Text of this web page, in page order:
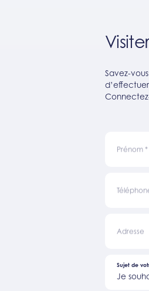
Savez-
Prénom *
Adresse
Sujet de
Je